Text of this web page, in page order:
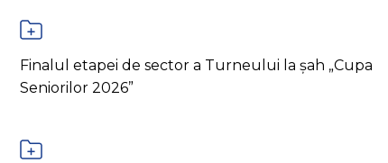
Finalul etapei de sector a Turneului la șah „Cupa
Seniorilor 2026”